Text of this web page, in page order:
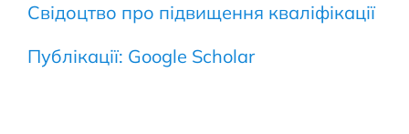
Свідоцтво про підвищення кваліфікації
Публікації: Google Scholar